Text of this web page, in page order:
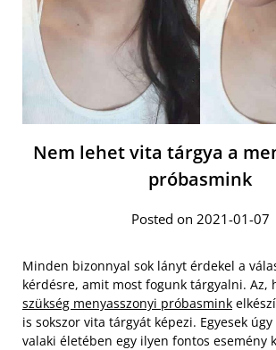
Nem lehet vita tárgya a
próbasmink
Posted on 2021-01-07
Minden bizonnyal sok lányt érdekel a
kérdésre, amit most fogunk tárgyalni. Az,
szükség menyasszonyi próbasmink
is sokszor vita tárgyát képezi. Egyesek
valaki életében egy ilyen fontos esemény